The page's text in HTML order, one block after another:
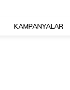
KAMPANYALAR